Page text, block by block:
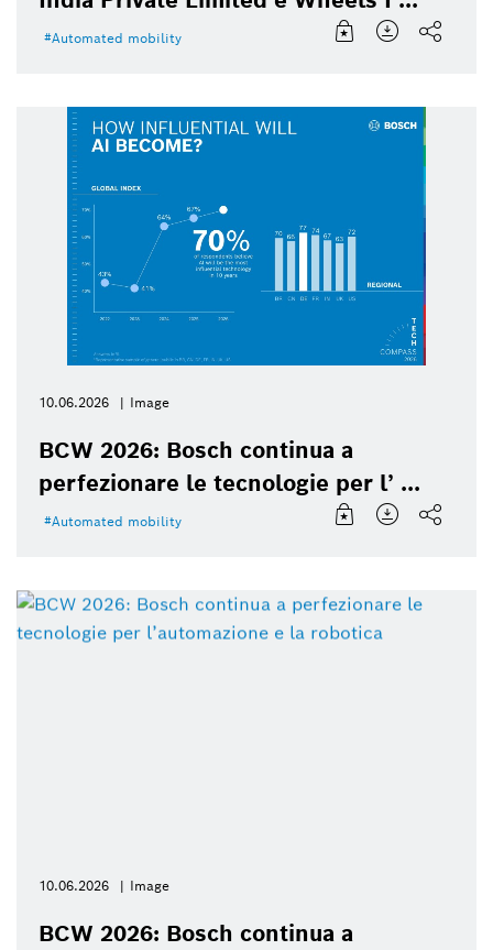
Automated mobility
10.06.2026 Image
BCW 2026: Bosch continua a
perfezionare le tecnologie per l’ ...
Automated mobility
10.06.2026 Image
BCW 2026: Bosch continua a